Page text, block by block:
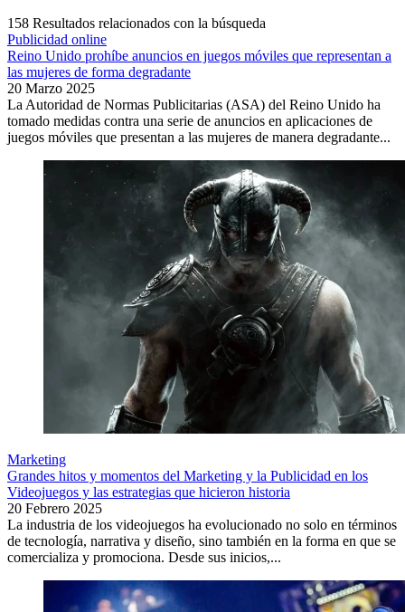
158 Resultados relacionados con la búsqueda
Publicidad online
Reino Unido prohíbe anuncios en juegos móviles que representan a
las mujeres de forma degradante
20 Marzo 2025
La Autoridad de Normas Publicitarias (ASA) del Reino Unido ha
tomado medidas contra una serie de anuncios en aplicaciones de
juegos móviles que presentan a las mujeres de manera degradante...
Marketing
Grandes hitos y momentos del Marketing y la Publicidad en los
Videojuegos y las estrategias que hicieron historia
20 Febrero 2025
La industria de los videojuegos ha evolucionado no solo en términos
de tecnología, narrativa y diseño, sino también en la forma en que se
comercializa y promociona. Desde sus inicios,...